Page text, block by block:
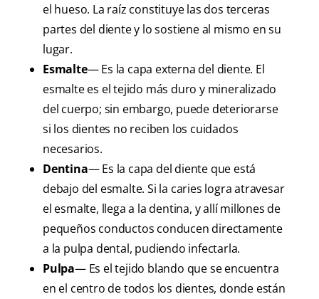
el hueso. La raíz constituye las dos terceras
partes del diente y lo sostiene al mismo en su
lugar.
Esmalte— Es la capa externa del diente. El
esmalte es el tejido más duro y mineralizado
del cuerpo; sin embargo, puede deteriorarse
si los dientes no reciben los cuidados
necesarios.
Dentina— Es la capa del diente que está
debajo del esmalte. Si la caries logra atravesar
el esmalte, llega a la dentina, y allí millones de
pequeños conductos conducen directamente
a la pulpa dental, pudiendo infectarla.
Pulpa— Es el tejido blando que se encuentra
en el centro de todos los dientes, donde están